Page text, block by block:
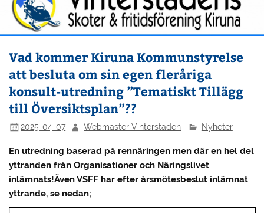
Vad kommer Kiruna Kommunstyrelse
att besluta om sin egen fleråriga
konsult-utredning ”Tematiskt Tillägg
till Översiktsplan”??
2025-04-07 Webmaster Vinterstaden Nyheter
En utredning baserad på rennäringen men där en hel del
yttranden från Organisationer och Näringslivet
inlämnats!Även VSFF har efter årsmötesbeslut inlämnat
yttrande, se nedan;